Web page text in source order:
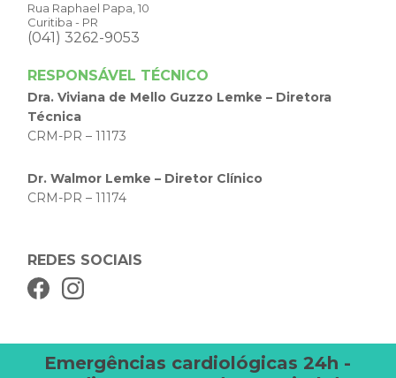
Rua Raphael Papa, 10
Curitiba - PR
(041) 3262-9053
RESPONSÁVEL TÉCNICO
Dra. Viviana de Mello Guzzo Lemke – Diretora
Técnica
CRM-PR – 11173
Dr. Walmor Lemke – Diretor Clínico
CRM-PR – 11174
REDES SOCIAIS
Emergências cardiológicas 24h -